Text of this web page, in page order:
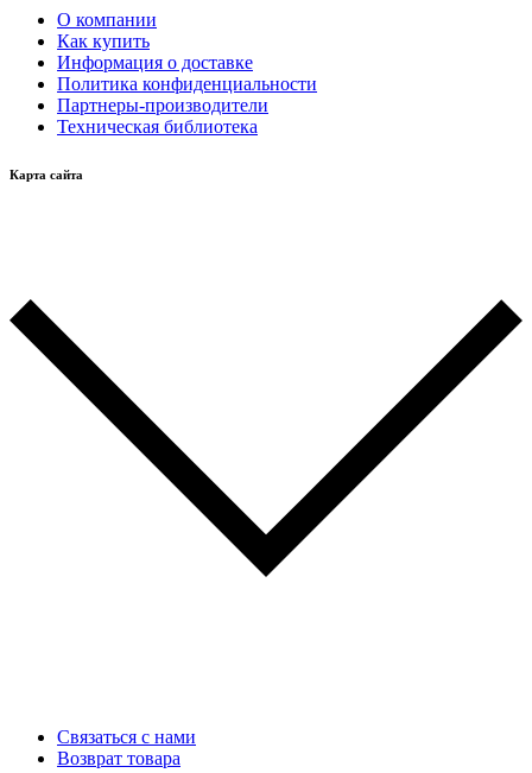
О компании
Как купить
Информация о доставке
Политика конфиденциальности
Партнеры-производители
Техническая библиотека
Карта сайта
Связаться с нами
Возврат товара